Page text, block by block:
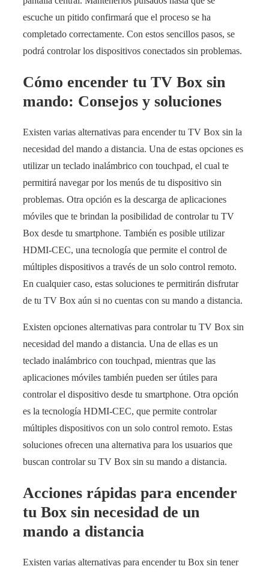
escuche un pitido confirmará que el proceso se ha
completado correctamente. Con estos sencillos pasos, se
podrá controlar los dispositivos conectados sin problemas.
Cómo encender tu TV Box sin
mando: Consejos y soluciones
Existen varias alternativas para encender tu TV Box sin la
necesidad del mando a distancia. Una de estas opciones es
utilizar un teclado inalámbrico con touchpad, el cual te
permitirá navegar por los menús de tu dispositivo sin
problemas. Otra opción es la descarga de aplicaciones
móviles que te brindan la posibilidad de controlar tu TV
Box desde tu smartphone. También es posible utilizar
HDMI-CEC, una tecnología que permite el control de
múltiples dispositivos a través de un solo control remoto.
En cualquier caso, estas soluciones te permitirán disfrutar
de tu TV Box aún si no cuentas con su mando a distancia.
Existen opciones alternativas para controlar tu TV Box sin
necesidad del mando a distancia. Una de ellas es un
teclado inalámbrico con touchpad, mientras que las
aplicaciones móviles también pueden ser útiles para
controlar el dispositivo desde tu smartphone. Otra opción
es la tecnología HDMI-CEC, que permite controlar
múltiples dispositivos con un solo control remoto. Estas
soluciones ofrecen una alternativa para los usuarios que
buscan controlar su TV Box sin su mando a distancia.
Acciones rápidas para encender
tu Box sin necesidad de un
mando a distancia
Existen varias alternativas para encender tu Box sin tener